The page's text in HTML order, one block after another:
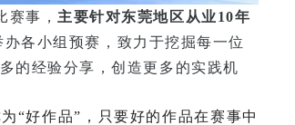
赛事 ， 主要针对东莞地区从业10年
办各小组预赛，致力于挖掘每一位
的经验分享，创造更多的实践机
“好作品”，只要好的作品在赛事中